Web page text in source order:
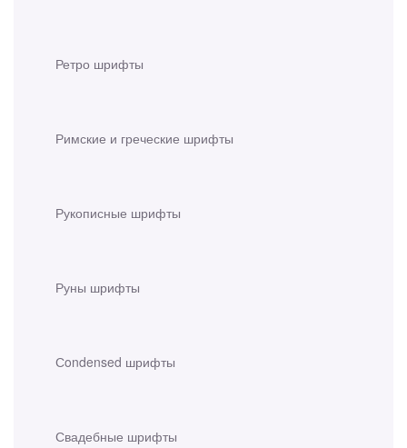
Ретро шрифты
Римские и греческие шрифты
Рукописные шрифты
Руны шрифты
Сondensed шрифты
Свадебные шрифты